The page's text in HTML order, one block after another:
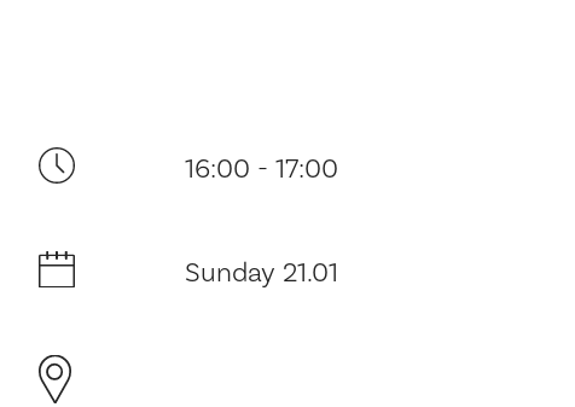
16:00 - 17:00
Sunday 21.01